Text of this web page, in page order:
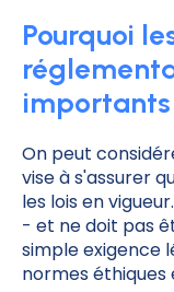
Pourquoi
importants
On peut
vise à s'assurer
les lois en
- et ne doit pas
simple exigence
normes éthiques